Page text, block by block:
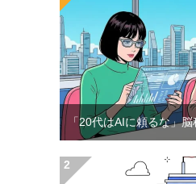
「20代はAIに頼るな」